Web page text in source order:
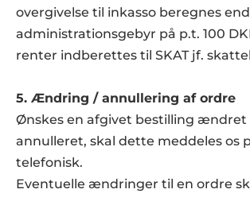
overgivelse til inkasso beregnes
administrationsgebyr på p.t. 100
renter indberettes til SKAT jf.
5. Ændring / annullering af ordre
Ønskes en afgivet bestilling ændret
annulleret, skal dette meddeles os
telefonisk.
Eventuelle ændringer til en ordre